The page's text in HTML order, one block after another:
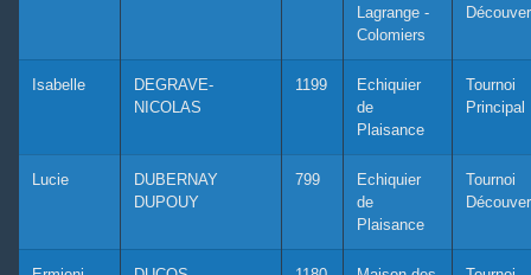
Lagrange -
Colomiers
Isabelle
DEGRAVE-
NICOLAS
1199
Echiquier
de
Plaisance
Tournoi
Principal
Lucie
DUBERNAY
DUPOUY
799
Echiquier
de
Plaisance
Tournoi